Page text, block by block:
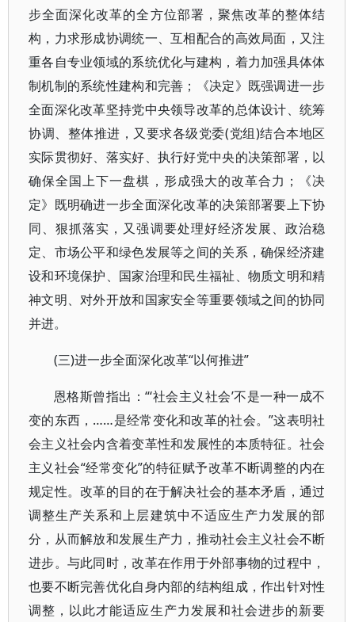
步全面深化改革的全方位部署，聚焦改革的整体结
构，力求形成协调统一、互相配合的高效局面，又注
重各自专业领域的系统优化与建构，着力加强具体体
制机制的系统性建构和完善；《决定》既强调进一步
全面深化改革坚持党中央领导改革的总体设计、统筹
协调、整体推进，又要求各级党委(党组)结合本地区
实际贯彻好、落实好、执行好党中央的决策部署，以
确保全国上下一盘棋，形成强大的改革合力；《决
定》既明确进一步全面深化改革的决策部署要上下协
同、狠抓落实，又强调要处理好经济发展、政治稳
定、市场公平和绿色发展等之间的关系，确保经济建
设和环境保护、国家治理和民生福祉、物质文明和精
神文明、对外开放和国家安全等重要领域之间的协同
并进。
(三)进一步全面深化改革“以何推进”
恩格斯曾指出：“‘社会主义社会’不是一种一成不
变的东西，……是经常变化和改革的社会。”这表明社
会主义社会内含着变革性和发展性的本质特征。社会
主义社会“经常变化”的特征赋予改革不断调整的内在
规定性。改革的目的在于解决社会的基本矛盾，通过
调整生产关系和上层建筑中不适应生产力发展的部
分，从而解放和发展生产力，推动社会主义社会不断
进步。与此同时，改革在作用于外部事物的过程中，
也要不断完善优化自身内部的结构组成，作出针对性
调整，以此才能适应生产力发展和社会进步的新要